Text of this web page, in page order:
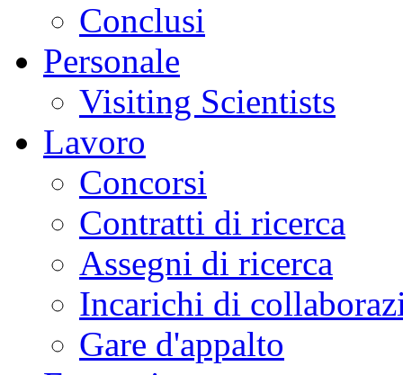
Conclusi
Personale
Visiting Scientists
Lavoro
Concorsi
Contratti di ricerca
Assegni di ricerca
Incarichi di
Gare d'appalto